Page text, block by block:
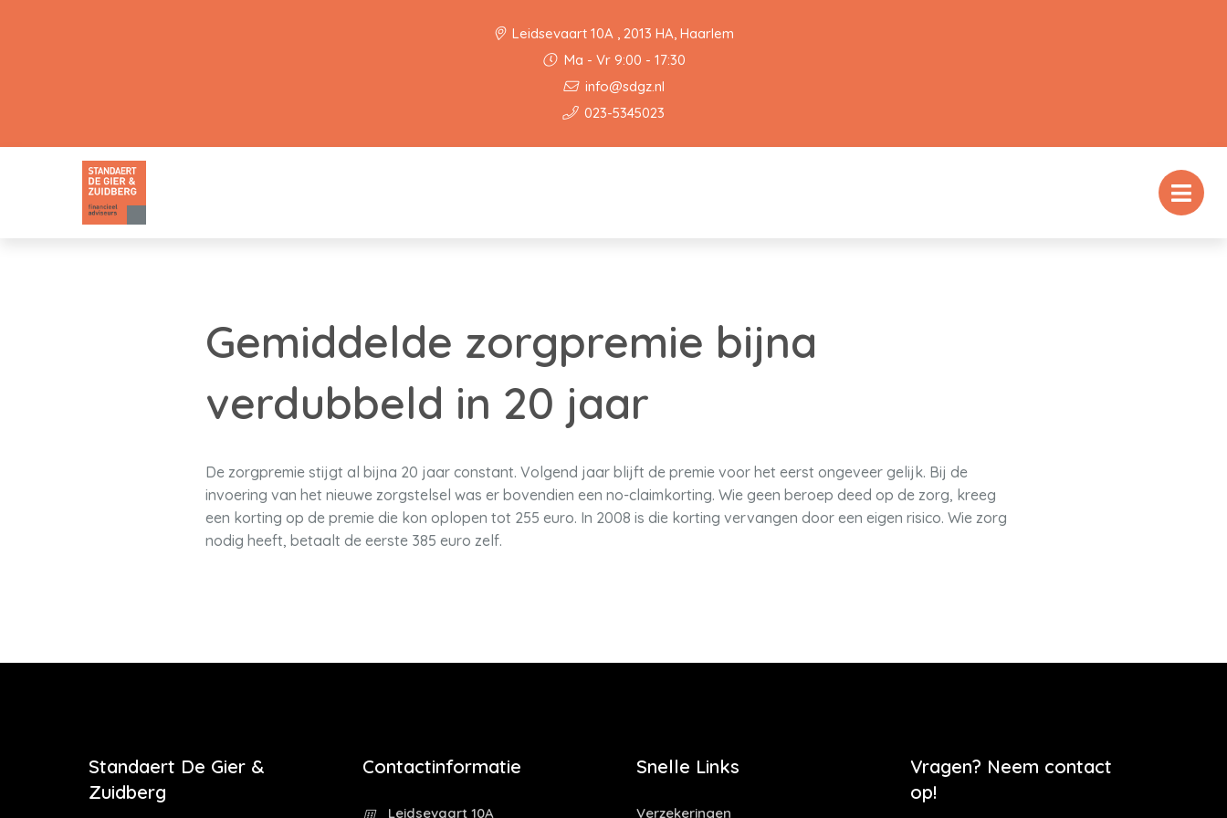
Leidsevaart 10A , 2013 HA, Haarlem
Ma - Vr 9:00 - 17:30
info@sdgz.nl
023-5345023
Gemiddelde zorgpremie bijna
verdubbeld in 20 jaar
De zorgpremie stijgt al bijna 20 jaar constant. Volgend jaar blijft de premie voor het eerst ongeveer gelijk. Bij de
invoering van het nieuwe zorgstelsel was er bovendien een no-claimkorting. Wie geen beroep deed op de zorg, kreeg
een korting op de premie die kon oplopen tot 255 euro. In 2008 is die korting vervangen door een eigen risico. Wie zorg
nodig heeft, betaalt de eerste 385 euro zelf.
Standaert De Gier &
Zuidberg
Contactinformatie
Leidsevaart 10A
Snelle Links
Verzekeringen
Vragen? Neem contact
op!